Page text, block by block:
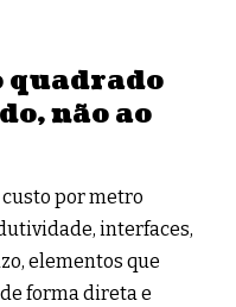
quadrado
não ao
por metro
interfaces,
elementos que
forma direta e